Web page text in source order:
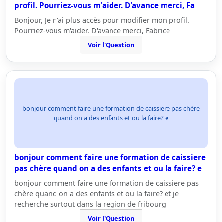
profil. Pourriez-vous m'aider. D'avance merci, Fa
Bonjour, Je n'ai plus accès pour modifier mon profil.
Pourriez-vous m'aider. D'avance merci, Fabrice
Voir l'Question
bonjour comment faire une formation de caissiere pas chère
quand on a des enfants et ou la faire? e
bonjour comment faire une formation de caissiere
pas chère quand on a des enfants et ou la faire? e
bonjour comment faire une formation de caissiere pas
chère quand on a des enfants et ou la faire? et je
recherche surtout dans la region de fribourg
Voir l'Question